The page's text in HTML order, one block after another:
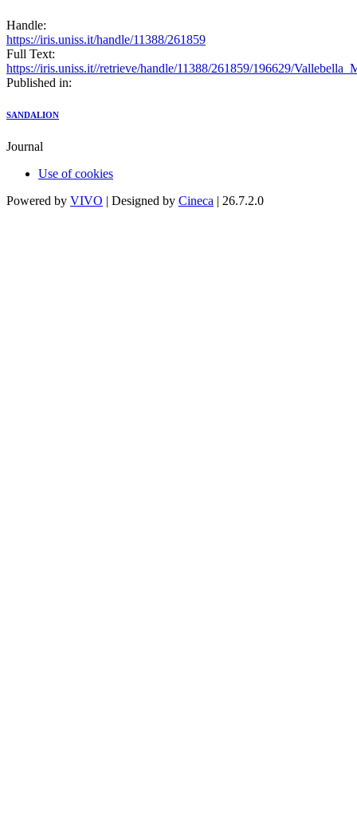
Handle:
https://iris.uniss.it/handle/11388/261859
Full Text:
https://iris.uniss.it//retrieve/handle/11388/261859/196629/
Published in:
SANDALION
Journal
Use of cookies
Powered by VIVO | Designed by Cineca | 26.7.2.0